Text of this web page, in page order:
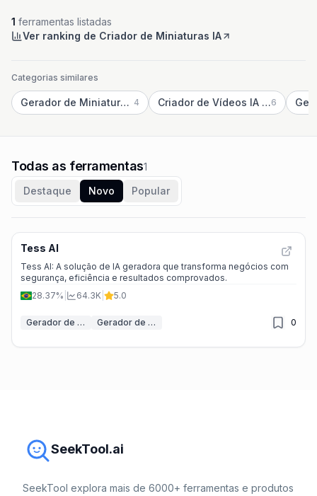
1 ferramentas listadas
Ver ranking de Criador de Miniaturas IA
Categorias similares
Gerador de Miniaturas do YouTube com IA 4 Criador de Vídeos IA YouTube6
Todas as ferramentas1
Destaque
Novo Popular
Tess AI
Tess AI: A solução de IA geradora que transforma negócios com
segurança, eficiência e resultados comprovados.
28.37%
64.3K 5.0
Gerador de Voz IA Gerador de Vídeo de Avatar IA 0
SeekTool.ai
SeekTool explora mais de 6000+ ferramentas e produtos